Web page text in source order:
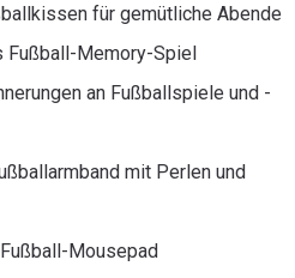
für gemütliche Abende
Memory-Spiel
an Fußballspiele und -
mit Perlen und
Mousepad